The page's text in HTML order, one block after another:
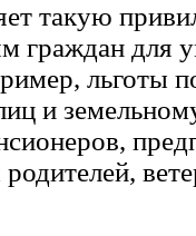
такую
граждан для
льготы
и